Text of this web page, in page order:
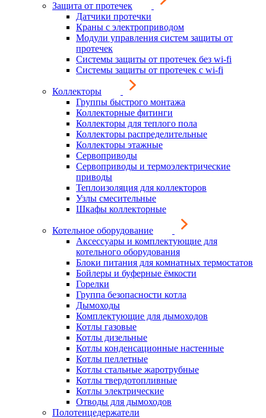
Защита от протечек
Датчики протечки
Краны с электроприводом
Модули управления систем защиты от
протечек
Системы защиты от протечек без wi-fi
Системы защиты от протечек с wi-fi
Коллекторы
Группы быстрого монтажа
Коллекторные фитинги
Коллекторы для теплого пола
Коллекторы распределительные
Коллекторы этажные
Сервоприводы
Сервоприводы и термоэлектрические
приводы
Теплоизоляция для коллекторов
Узлы смесительные
Шкафы коллекторные
Котельное оборудование
Аксессуары и комплектующие для
котельного оборудования
Блоки питания для комнатных термостатов
Бойлеры и буферные ёмкости
Горелки
Группа безопасности котла
Дымоходы
Комплектующие для дымоходов
Котлы газовые
Котлы дизельные
Котлы конденсационные настенные
Котлы пеллетные
Котлы стальные жаротрубные
Котлы твердотопливные
Котлы электрические
Отводы для дымоходов
Полотенцедержатели